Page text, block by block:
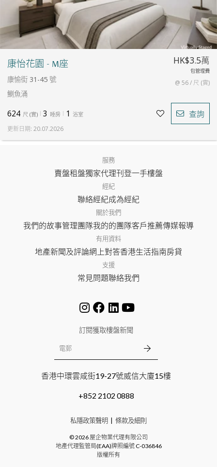
康怡花園 - M座
康愉街 31-45 號
鰂魚涌
HK$3.5萬
包管理費
@ 56 / 尺 (實)
624 尺 (實) 3 睡房 1 浴室 查詢
更新日期: 20.07.2026
服務
賣盤租盤獨家代理刊登一手樓盤
經紀
聯絡經紀成為經紀
關於我們
我們的故事管理團隊我的的團隊客戶推薦傳媒報導
有用資料
地產新聞及評論網上對答香港生活指南房貸
支援
常見問題聯絡我們
訂閱獲取樓盤新聞
香港中環雲咸街19-27號威信大廈15樓
+852 2102 0888
私隱政策聲明 條款及細則
©2026 屋企物業代理有限公司
地產代理監管局(EAA)牌照編號C-036846
版權所有